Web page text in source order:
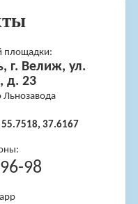
площадки:
г. Велиж, ул.
д. 23
Льнозавода
55.7518, 37.6167
98